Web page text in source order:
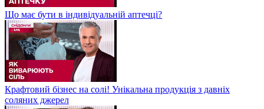
Що має бути в індивідуальній аптечці?
Крафтовий бізнес на солі! Унікальна продукція з давніх
соляних джерел